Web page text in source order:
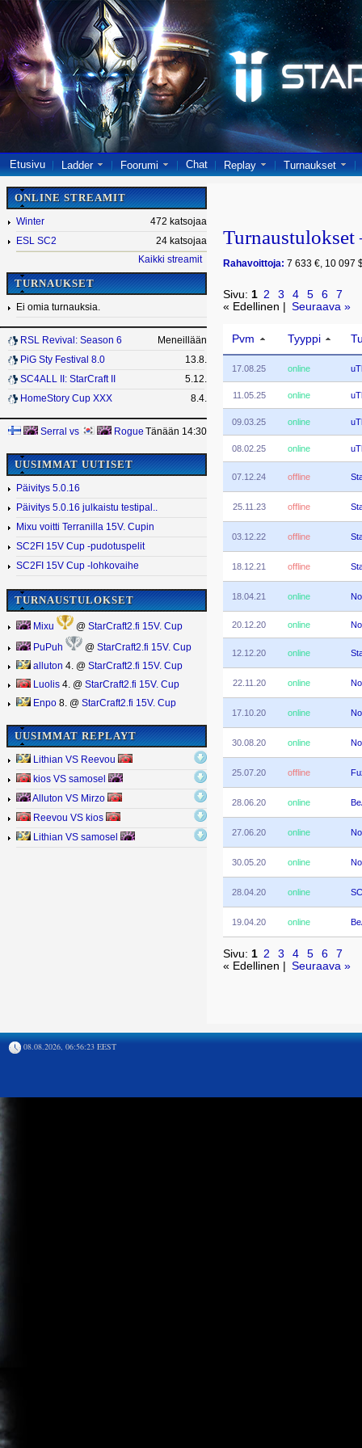
Etusivu Ladder Foorumi Chat Replay Turnaukset
ONLINE STREAMIT
Winter
472 katsojaa
ESL SC2
24 katsojaa
Kaikki streamit
TURNAUKSET
Ei omia turnauksia.
RSL Revival: Season 6
Meneillään
PiG Sty Festival 8.0
13.8.
SC4ALL II: StarCraft II
5.12.
HomeStory Cup XXX
8.4.
Serral vs Rogue Tänään 14:30
UUSIMMAT UUTISET
Päivitys 5.0.16
Päivitys 5.0.16 julkaistu testipal..
Mixu voitti Terranilla 15V. Cupin
SC2FI 15V Cup -pudotuspelit
SC2FI 15V Cup -lohkovaihe
TURNAUSTULOKSET
Mixu @ StarCraft2.fi 15V. Cup
PuPuh @ StarCraft2.fi 15V. Cup
alluton 4. @ StarCraft2.fi 15V. Cup
Luolis 4. @ StarCraft2.fi 15V. Cup
Enpo 8. @ StarCraft2.fi 15V. Cup
UUSIMMAT REPLAYT
Lithian VS Reevou
kios VS samosel
Alluton VS Mirzo
Reevou VS kios
Lithian VS samosel
Rahavoittoja: 7 633 €, 10 097
Sivu: 1 2 3 4 5 6
7
« Edellinen |
Seuraava »
Pvm Tyyppi
17.08.25 online
11.05.25 online
09.03.25 online
08.02.25 online
07.12.24 offline
25.11.23 offline
03.12.22 offline
18.12.21 offline
18.04.21 online
20.12.20 online
12.12.20 online
22.11.20 online
17.10.20 online
30.08.20 online
25.07.20 offline
28.06.20 online
27.06.20 online
30.05.20 online
28.04.20 online
19.04.20 online
Sivu: 1 2 3 4 5 6
7
« Edellinen |
Seuraava »
08.08.2026, 06:56:23 EEST